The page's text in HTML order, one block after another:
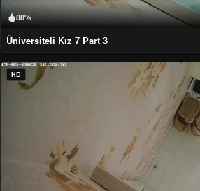
88%
Üniversiteli Kız 7 Part 3
HD